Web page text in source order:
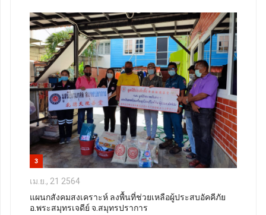
3
เม.ย., 21 2564
แผนกสังคมสงเคราะห์ ลงพื้นที่ช่วยเหลือผู้ประสบอัคคีภัย
อ.พระสมุทรเจดีย์ จ.สมุทรปราการ